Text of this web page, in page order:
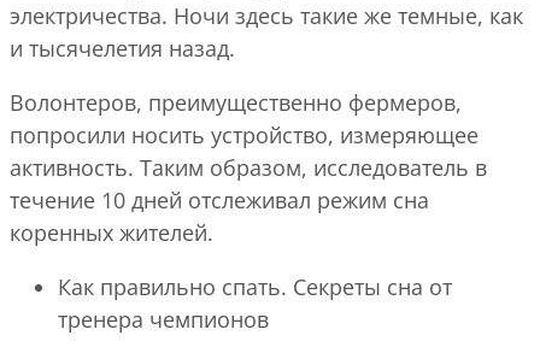
электричества. Ночи здесь такие же темные, как
и тысячелетия назад.
Волонтеров, преимущественно фермеров,
попросили носить устройство, измеряющее
активность. Таким образом, исследователь в
течение 10 дней отслеживал режим сна
коренных жителей.
Как правильно спать. Секреты сна от
тренера чемпионов